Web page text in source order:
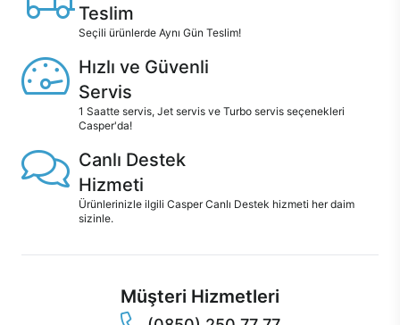
Teslim
Seçili ürünlerde Aynı Gün Teslim!
Hızlı ve Güvenli
Servis
1 Saatte servis, Jet servis ve Turbo servis seçenekleri
Casper'da!
Canlı Destek
Hizmeti
Ürünlerinizle ilgili Casper Canlı Destek hizmeti her daim
sizinle.
Müşteri Hizmetleri